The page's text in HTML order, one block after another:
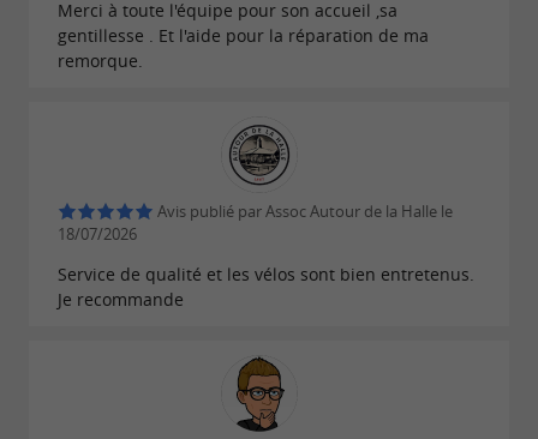
Électrique :VAE de qualité (Arcade
Cycles) et Fat Bikes pour explorer sans effort.
polyvalents, VTT et Gravel
Vélos de toutes tailles,
remorques, sièges bébés et casques offerts
pour les locations enfants.
Pourquoi choisir Louetonvelo.com pour
vos vacances landaises ?
Merci à toute l'équipe pour son accueil ,sa
gentillesse . Et l'aide pour la réparation de ma
remorque.
Avis publié par Assoc Autour de la Halle le
18/07/2026
Service de qualité et les vélos sont bien entretenus.
Je recommande